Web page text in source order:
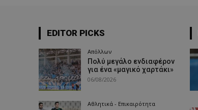
EDITOR PICKS
Απόλλων
Πολύ μεγάλο ενδιαφέρον
για ένα «μαγικό χαρτάκι»
06/08/2026
Αθλητικά - Επικαιρότητα